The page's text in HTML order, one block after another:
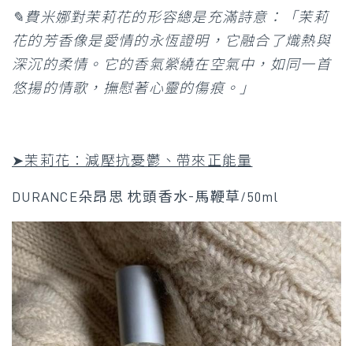
✎費米娜對茉莉花的形容總是充滿詩意：「茉莉
花的芳香像是愛情的永恆證明，它融合了熾熱與
深沉的柔情。它的香氣縈繞在空氣中，如同一首
悠揚的情歌，撫慰著心靈的傷痕。」
➤茉莉花：減壓抗憂鬱、帶來正能量
DURANCE朵昂思 枕頭香水-馬鞭草/50ml